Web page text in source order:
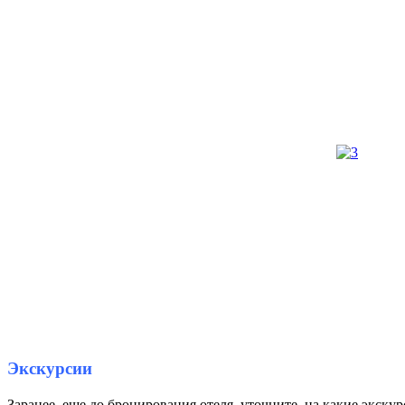
Экскурсии